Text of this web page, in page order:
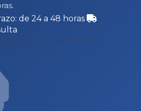
de 24 a 48 horas
Falar no WhatsApp